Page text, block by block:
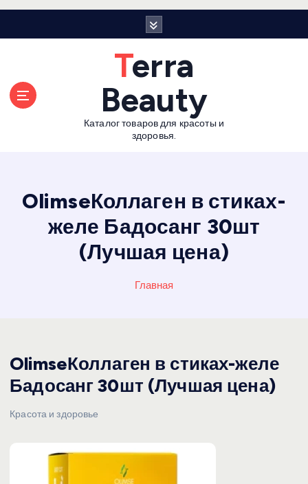
Terra
Beauty
Каталог товаров для красоты и
здоровья.
OlimseКоллаген в стиках-
желе Бадосанг 30шт
(Лучшая цена)
Главная
OlimseКоллаген в стиках-желе
Бадосанг 30шт (Лучшая цена)
Красота и здоровье